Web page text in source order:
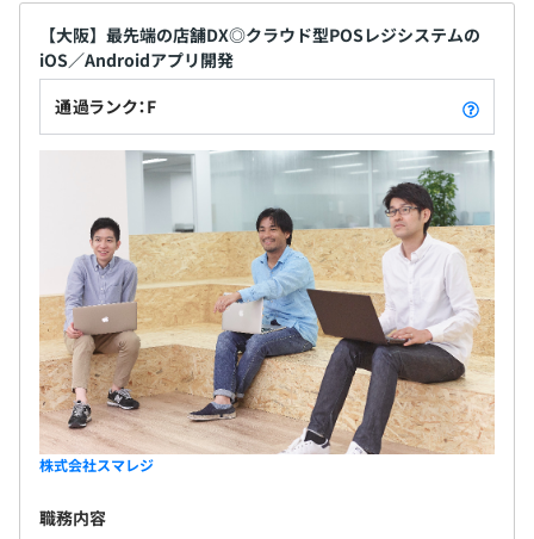
【大阪】最先端の店舗DX◎クラウド型POSレジシステムの
iOS／Androidアプリ開発
通過ランク：F
株式会社スマレジ
職務内容